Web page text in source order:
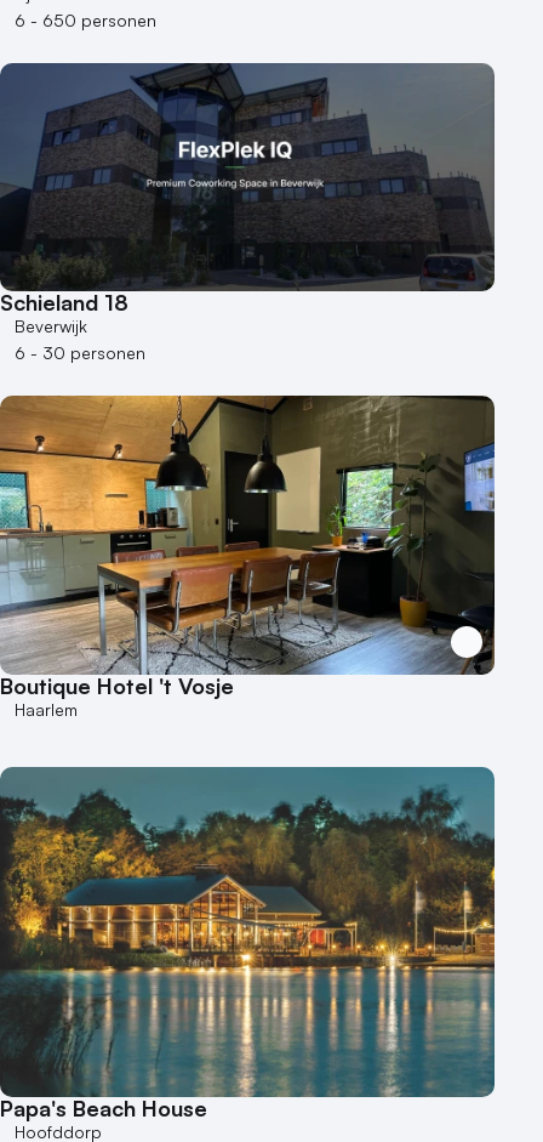
6 - 650 personen
Schieland 18
Beverwijk
6 - 30 personen
Boutique Hotel 't Vosje
Haarlem
Papa's Beach House
Hoofddorp